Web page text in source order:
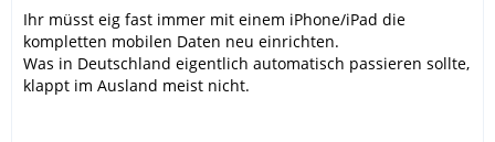
Ihr müsst eig fast immer mit einem iPhone/iPad die
kompletten mobilen Daten neu einrichten.
Was in Deutschland eigentlich automatisch passieren sollte,
klappt im Ausland meist nicht.